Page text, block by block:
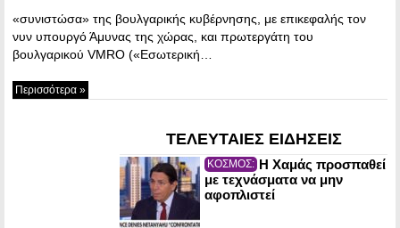
«συνιστώσα» της βουλγαρικής κυβέρνησης, με επικεφαλής τον
νυν υπουργό Άμυνας της χώρας, και πρωτεργάτη του
βουλγαρικού VMRΟ («Εσωτερική…
Περισσότερα »
ΤΕΛΕΥΤΑΙΕΣ ΕΙΔΗΣΕΙΣ
ΚΟΣΜΟΣ: Η Χαμάς προσπαθεί
με τεχνάσματα να μην
αφοπλιστεί